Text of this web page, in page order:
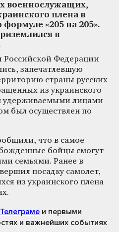
военнослужащих,
плена в
формуле «205 на 205».
в
Федерации
запечатлевшую
страны русских
из украинского
удерживаемыми лицами
был осуществлен по
что в самое
бойцы смогут
семьями. Ранее в
посадку самолет,
из украинского плена
Телеграме и первыми
и важнейших событиях